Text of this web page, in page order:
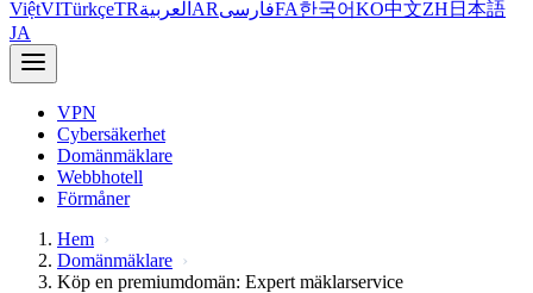
ViệtVITürkçeTRالعربية ARفارسیFA한국어KO中文ZH 日本語
JA
VPN
Cybersäkerhet
Domänmäklare
Webbhotell
Förmåner
Hem
Domänmäklare
Köp en premiumdomän: Expert mäklarservice